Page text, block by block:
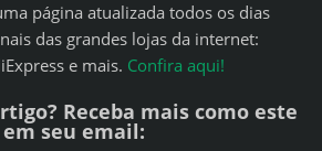
página atualizada todos os dias
das grandes lojas da internet:
e mais. Confira aqui!
Receba mais como este
em seu email: